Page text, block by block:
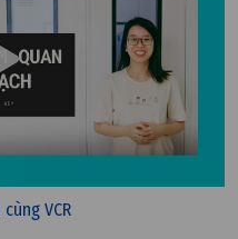
VCR